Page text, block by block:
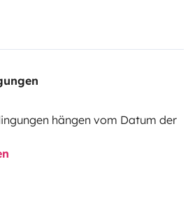
hängen vom Datum der